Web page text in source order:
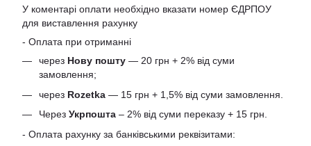
У коментарі оплати необхідно вказати номер ЄДРПОУ
для виставлення рахунку
- Оплата при отриманні
через Нову пошту — 20 грн + 2% від суми
замовлення;
через Rozetka — 15 грн + 1,5% від суми замовлення.
Через Укрпошта – 2% від суми переказу + 15 грн.
- Оплата рахунку за банківськими реквізитами: